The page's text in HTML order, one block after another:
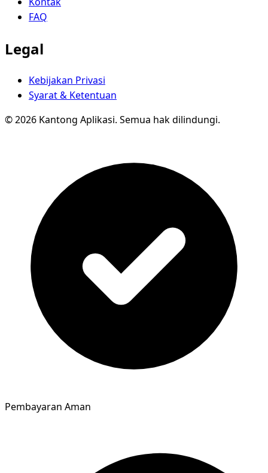
FAQ
Legal
Kebijakan Privasi
Syarat & Ketentuan
© 2026 Kantong Aplikasi. Semua hak dilindungi.
Pembayaran Aman